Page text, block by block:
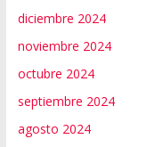
diciembre 2024
noviembre 2024
octubre 2024
septiembre 2024
agosto 2024